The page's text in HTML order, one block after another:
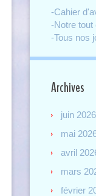
-Cahier
-Notre tout
-Tous nos
Archives
juin 2026
mai
avril
mars
février